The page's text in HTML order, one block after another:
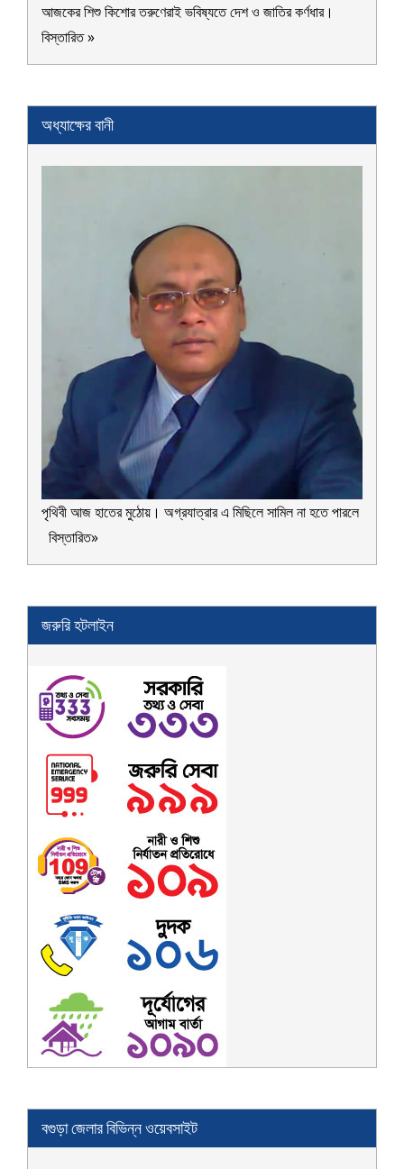
আজকের শিশু কিশোর তরুণেরাই ভবিষ্যতে দেশ ও জাতির কর্ণধার।
বিস্তারিত »
অধ্যাক্ষের বানী
পৃথিবী আজ হাতের মুঠোয়। অগ্রযাত্রার এ মিছিলে সামিল না হতে পারলে
বিস্তারিত»
জরুরি হটলাইন
বগুড়া জেলার বিভিন্ন ওয়েবসাইট